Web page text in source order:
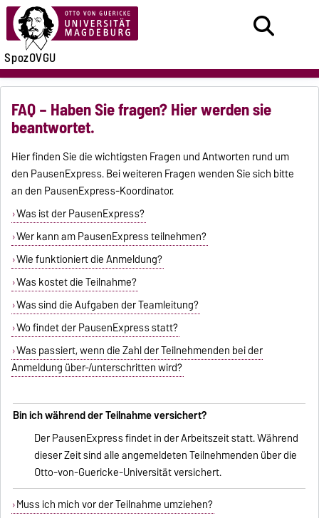
SpozOVGU
FAQ – Haben Sie fragen? Hier werden sie
beantwortet.
Hier finden Sie die wichtigsten Fragen und Antworten rund um
den PausenExpress. Bei weiteren Fragen wenden Sie sich bitte
an den PausenExpress-Koordinator.
Was ist der PausenExpress?
Wer kann am PausenExpress teilnehmen?
Wie funktioniert die Anmeldung?
Was kostet die Teilnahme?
Was sind die Aufgaben der Teamleitung?
Wo findet der PausenExpress statt?
Was passiert, wenn die Zahl der Teilnehmenden bei der
Anmeldung über-/unterschritten wird?
Bin ich während der Teilnahme versichert?
Der PausenExpress findet in der Arbeitszeit statt. Während
dieser Zeit sind alle angemeldeten Teilnehmenden über die
Otto-von-Guericke-Universität versichert.
Muss ich mich vor der Teilnahme umziehen?